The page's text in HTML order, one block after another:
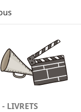
- LIVRETS